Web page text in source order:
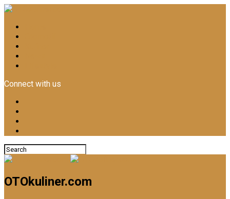
Connect with us
OTOkuliner.com